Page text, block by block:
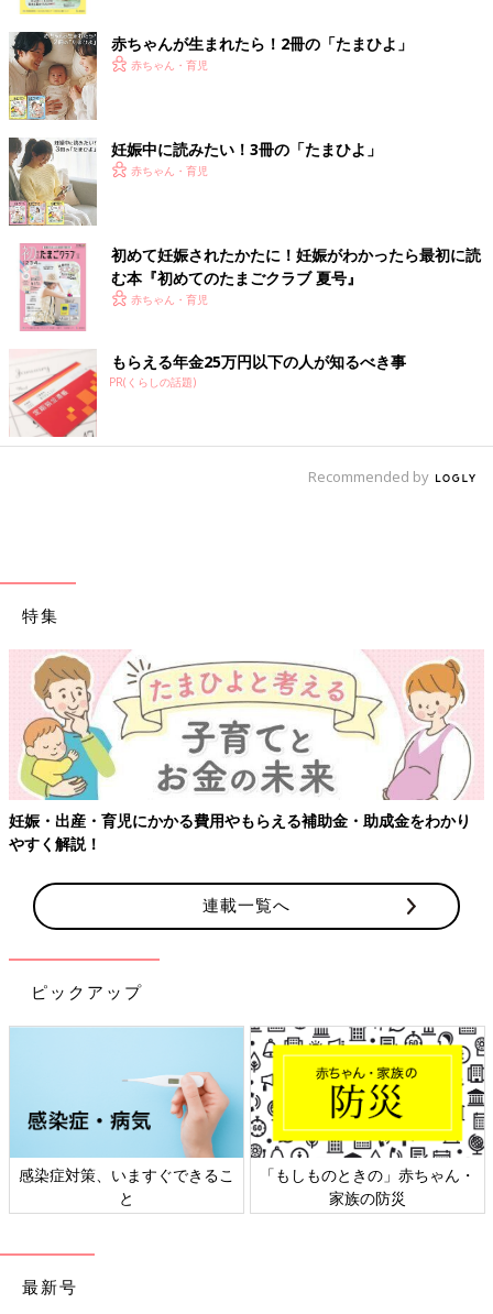
前回お伝えした通り、基本的に人見知りで出不精な私。
次女と同年代のお友だちがいないため、集団健診で他の子たちの
成長を目の当たりにしてビックリ！
次女、動かなすぎじゃない？(笑)
健診の会場でも、どーんとおとなしく寝っころがっている次女。
７ヶ月で、いまだに首すわり以降の発達は無し。
でも長女が11ヶ月直前まで寝返りできなかったけれど特に問題な
赤ちゃんが生まれたら！2冊の「たまひよ」
赤ちゃん・育児
妊娠中に読みたい！3冊の「たまひよ」
赤ちゃん・育児
初めて妊娠されたかたに！妊娠がわかったら最初に読
む本『初めてのたまごクラブ 夏号』
赤ちゃん・育児
もらえる年金25万円以下の人が知るべき事
PR(くらしの話題)
Recommended by
特集
妊娠・出産・育児にかかる費用やもらえる補助金・助成金をわかり
やすく解説！
連載一覧へ
ピックアップ
感染症対策、いますぐできるこ
と
「もしものときの」赤ちゃん・
家族の防災
最新号